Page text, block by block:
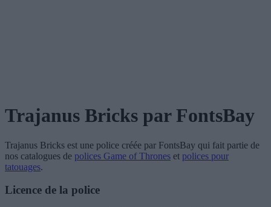
Trajanus Bricks par FontsBay
Trajanus Bricks est une police créée par FontsBay qui fait partie de
nos catalogues de polices Game of Thrones et polices pour
tatouages.
Licence de la police